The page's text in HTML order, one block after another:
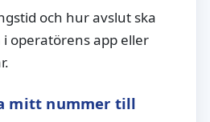
och hur avslut ska
operatörens app eller
mitt nummer till